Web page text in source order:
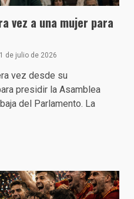
vez a una mujer para
de julio de 2026
vez desde su
presidir la Asamblea
del Parlamento. La